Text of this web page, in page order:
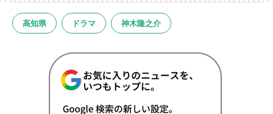
高知県 ドラマ 神木隆之介